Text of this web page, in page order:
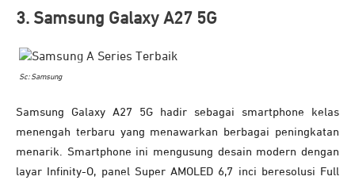
3. Samsung Galaxy A27 5G
Sc: Samsung
Samsung Galaxy A27 5G hadir sebagai smartphone kelas
menengah terbaru yang menawarkan berbagai peningkatan
menarik. Smartphone ini mengusung desain modern dengan
layar Infinity-O, panel Super AMOLED 6,7 inci beresolusi Full